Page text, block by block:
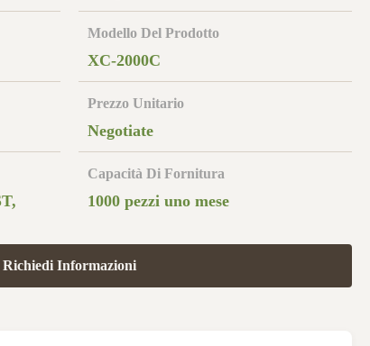
Modello Del Prodotto
XC-2000C
Prezzo Unitario
Negotiate
Capacità Di Fornitura
1000 pezzi uno mese
Richiedi Informazioni